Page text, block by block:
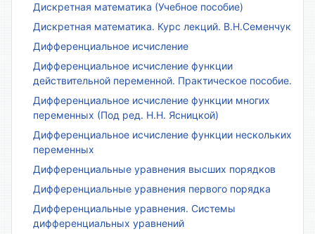
Дискретная математика (Учебное пособие)
Дискретная математика. Курс лекций. В.Н.Семенчук
Дифференциальное исчисление
Дифференциальное исчисление функции
действительной переменной. Практическое пособие.
Дифференциальное исчисление функции многих
переменных (Под ред. Н.Н. Ясницкой)
Дифференциальное исчисление функции нескольких
переменных
Дифференциальные уравнения высших порядков
Дифференциальные уравнения первого порядка
Дифференциальные уравнения. Системы
дифференциальных уравнений